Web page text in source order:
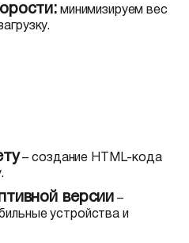
минимизируем вес
– создание HTML-кода
версии –
устройства и